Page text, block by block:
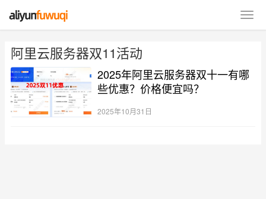
阿里云服务器双11活动
2025年阿里云服务器双十一有哪
些优惠？价格便宜吗？
2025年10月31日